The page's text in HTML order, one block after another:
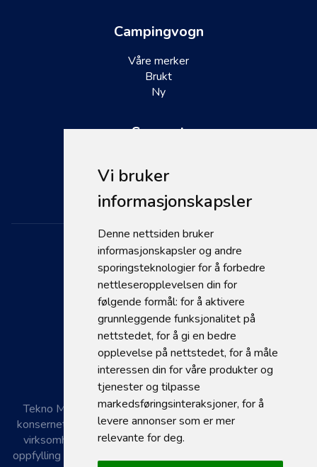
Vi bruker
informasjonskapsler
Denne nettsiden bruker
informasjonskapsler og andre
sporingsteknologier for å forbedre
nettleseropplevelsen din for
følgende formål: for å aktivere
grunnleggende funksjonalitet på
nettstedet, for å gi en bedre
opplevelse på nettstedet, for å måle
interessen din for våre produkter og
tjenester og tilpasse
markedsføringsinteraksjoner, for å
levere annonser som er mer
relevante for deg.
© 2026 Tekno Maskin
Campingvogn
Våre merker
Brukt
Ny
Support
Personvernerklæring
Se åpningstider
Tekno Maskin AS er en del av Kroken Gruppen AS hvor
konsernet har gjort en vurdering av Åpenhetsloven for vår
virksomhet. Nærmere informasjon om Tekno Maskin sin
oppfylling av Åpenhetsloven kan fås ved å henvende seg til